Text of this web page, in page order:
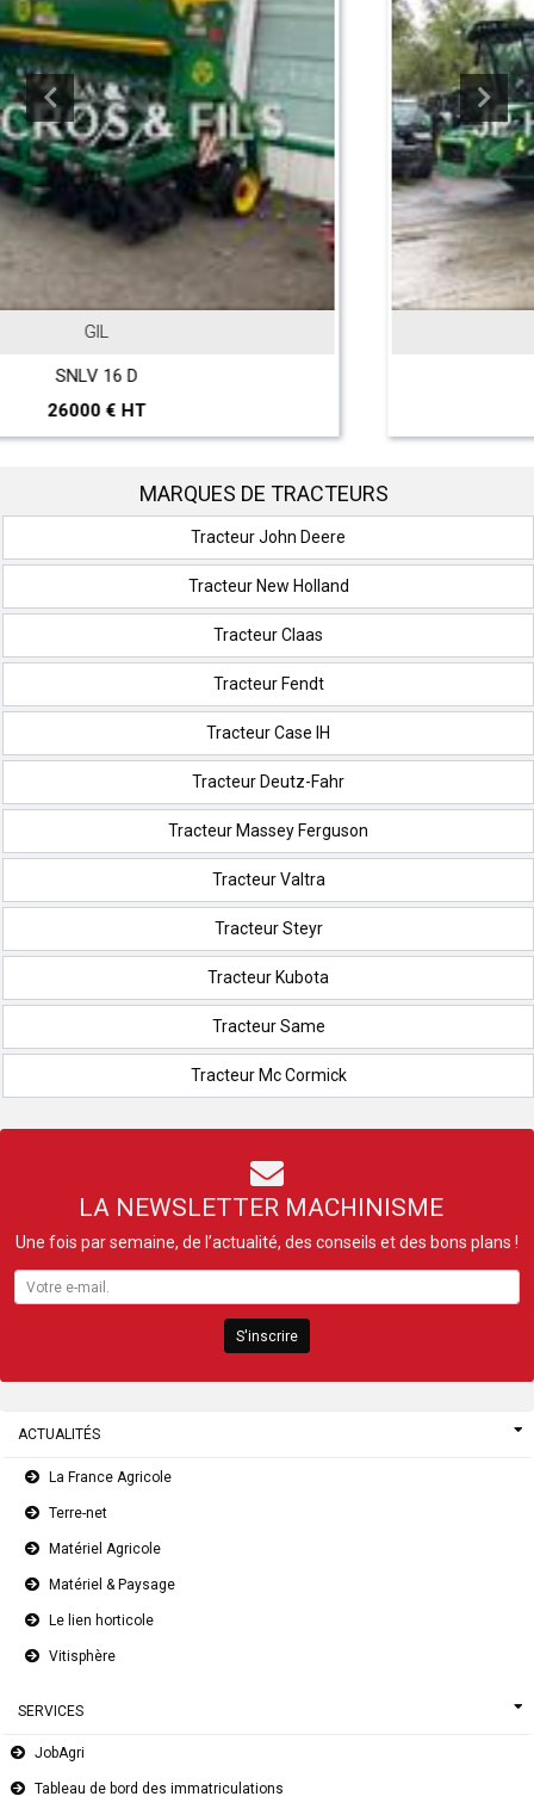
MARQUES DE TRACTEURS
Tracteur John Deere
Tracteur New Holland
Tracteur Claas
Tracteur Fendt
Tracteur Case IH
Tracteur Deutz-Fahr
Tracteur Massey Ferguson
Tracteur Valtra
Tracteur Steyr
Tracteur Kubota
Tracteur Same
Tracteur Mc Cormick
LA NEWSLETTER MACHINISME
Une fois par semaine, de l’actualité, des conseils et des bons plans !
S'inscrire
ACTUALITÉS
La France Agricole
Terre-net
Matériel Agricole
Matériel & Paysage
Le lien horticole
Vitisphère
SERVICES
JobAgri
Tableau de bord des immatriculations